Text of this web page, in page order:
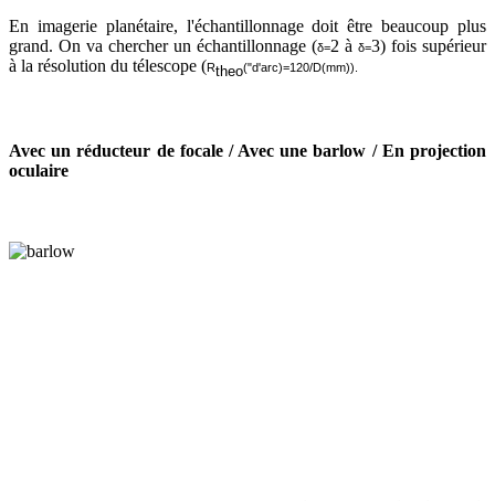
En imagerie planétaire, l'échantillonnage doitêtre beaucoup plus
grand. On va chercher un échantillonnage (δ=2 à δ=3) fois supérieur
à la résolution du télescope (Rtheo("d'arc)=120/D(mm)).
Avec un réducteur de focale / Avec une barlow / En projection
oculaire